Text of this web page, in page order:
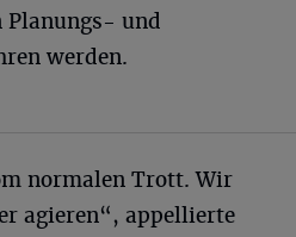
Planungs- und
werden.
normalen Trott. Wir
agieren“, appellierte